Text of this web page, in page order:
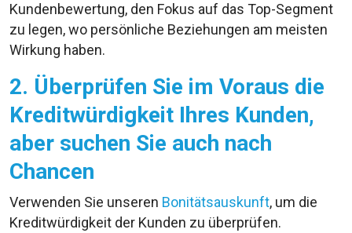
Kundenbewertung, den Fokus auf das Top-Segment
zu legen, wo persönliche Beziehungen am meisten
Wirkung haben.
2. Überprüfen Sie im Voraus die
Kreditwürdigkeit Ihres Kunden,
aber suchen Sie auch nach
Chancen
Verwenden Sie unseren Bonitätsauskunft, um die
Kreditwürdigkeit der Kunden zu überprüfen.